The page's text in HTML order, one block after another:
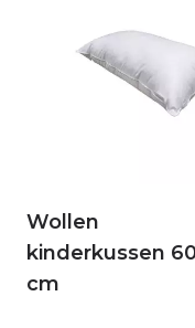
Wollen
kinderkussen
cm